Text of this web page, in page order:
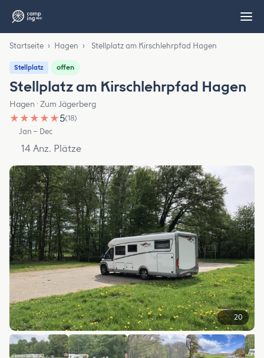
Startseite › Hagen › Stellplatz am Kirschlehrpfad Hagen
Stellplatz offen
Stellplatz am Kirschlehrpfad Hagen
Hagen · Zum Jägerberg
★ ★ ★ ★ ★5(18)
Jan – Dec
14 Anz. Plätze
20